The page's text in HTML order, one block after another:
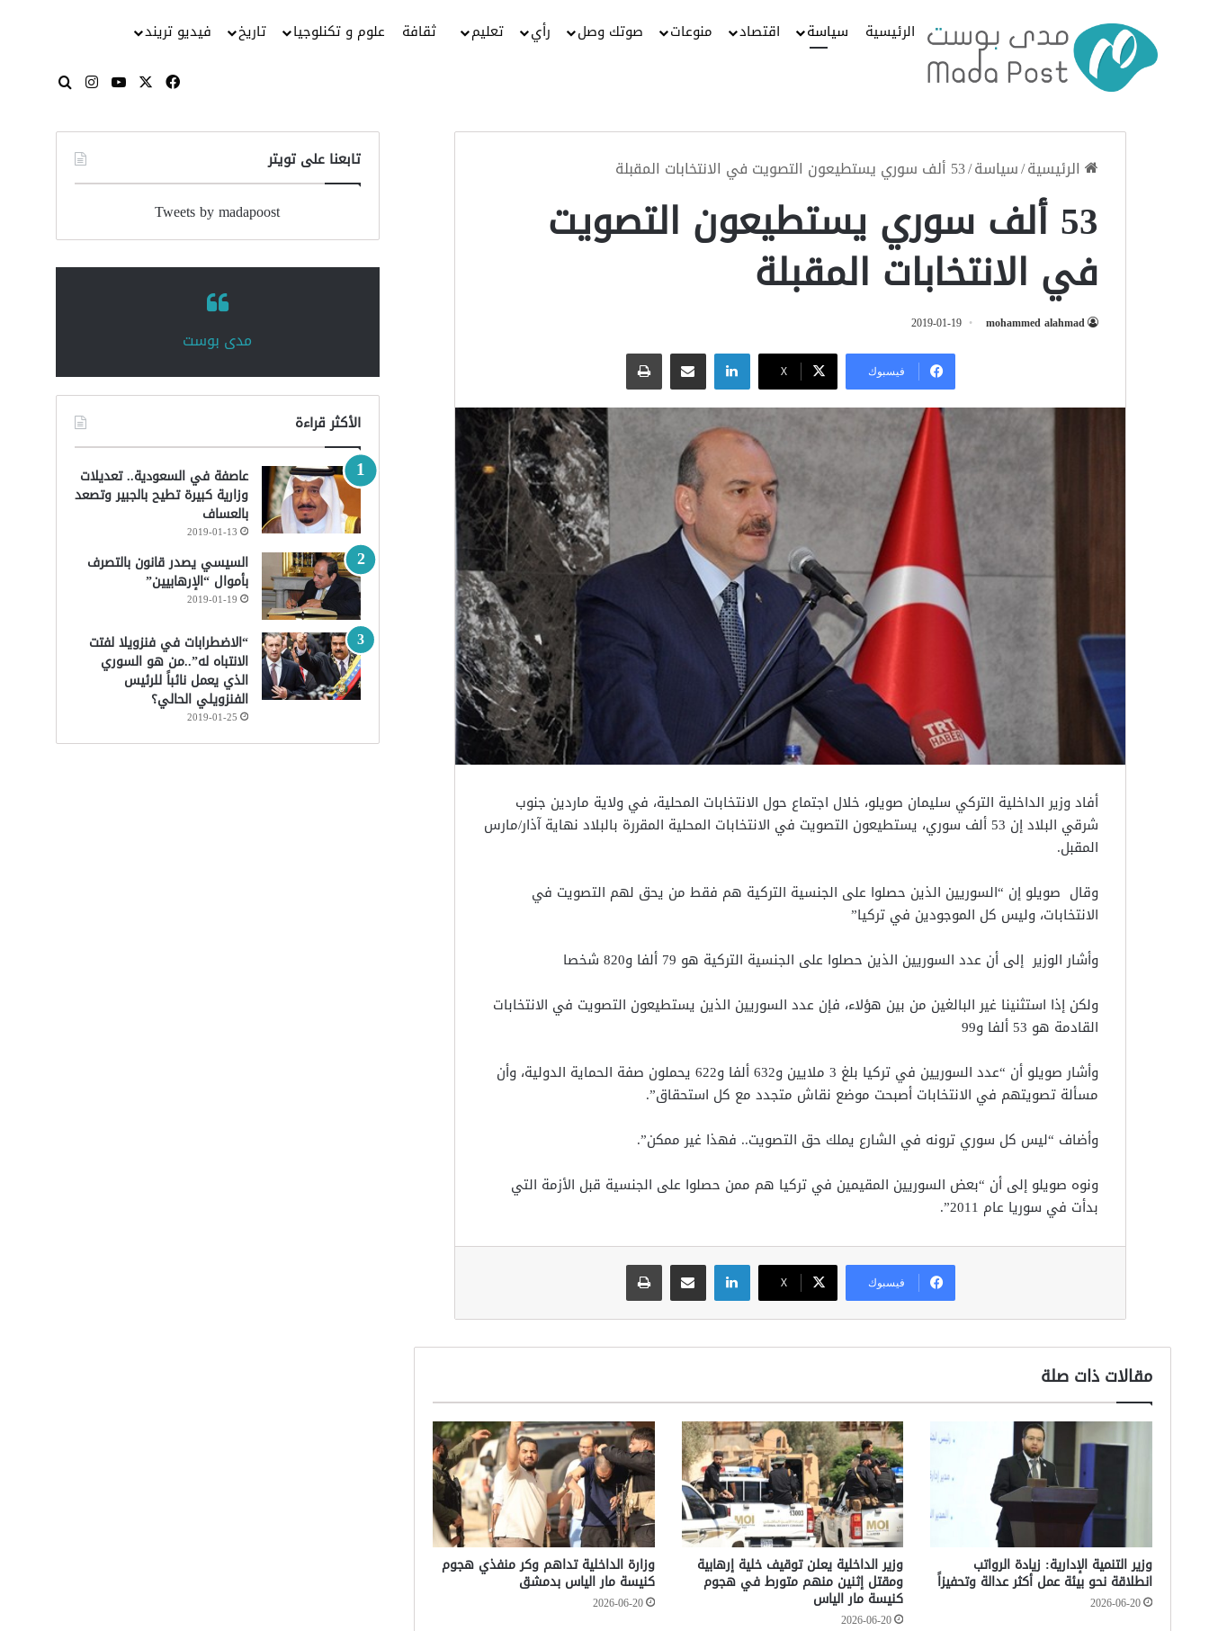
الرئيسية سياسة اقتصاد منوعات صوتك وصل رأي تعليم ثقافة علوم و تكنلوجيا تاريخ فيديو تريند
فيسبوك
‫X
‫YouTube
انستقرامبحث عن
الرئيسية/سياسة/53 ألف سوري يستطيعون التصويت في الانتخابات المقبلة
53 ألف سوري يستطيعون التصويت
في الانتخابات المقبلة
mohammed alahmad
2019-01-19
فيسبوك ‫X
لينكدإنمشاركة عبر البريد طباعة
أفاد وزير الداخلية التركي سليمان صويلو، خلال اجتماع حول الانتخابات المحلية، في ولاية ماردين جنوب
شرقي البلاد إن 53 ألف سوري، يستطيعون التصويت في الانتخابات المحلية المقررة بالبلاد نهاية آذار/مارس
المقبل.
وقال صويلو إن “السوريين الذين حصلوا على الجنسية التركية هم فقط من يحق لهم التصويت في
الانتخابات، وليس كل الموجودين في تركيا”
وأشار الوزير إلى أن عدد السوريين الذين حصلوا على الجنسية التركية هو 79 ألفا و820 شخصا
ولكن إذا استثنينا غير البالغين من بين هؤلاء، فإن عدد السوريين الذين يستطيعون التصويت في الانتخابات
القادمة هو 53 ألفا و99
وأشار صويلو أن “عدد السوريين في تركيا بلغ 3 ملايين و632 ألفا و622 يحملون صفة الحماية الدولية، وأن
مسألة تصويتهم في الانتخابات أصبحت موضع نقاش متجدد مع كل استحقاق”.
وأضاف “ليس كل سوري ترونه في الشارع يملك حق التصويت.. فهذا غير ممكن”.
ونوه صويلو إلى أن “بعض السوريين المقيمين في تركيا هم ممن حصلوا على الجنسية قبل الأزمة التي
بدأت في سوريا عام 2011”.
فيسبوك ‫X
لينكدإنمشاركة عبر البريد طباعة
مقالات ذات صلة
وزير التنمية الإدارية: زيادة الرواتب
انطلاقة نحو بيئة عمل أكثر عدالة وتحفيزاً
2026-06-20
وزير الداخلية يعلن توقيف خلية إرهابية
ومقتل إثنين منهم متورط في هجوم
كنيسة مار الياس
2026-06-20
وزارة الداخلية تداهم وكر منفذي هجوم
كنيسة مار الياس بدمشق
2026-06-20
تابعنا على تويتر
Tweets by madapoost
‏مدى بوست‏
الأكثر قراءة
عاصفة في السعودية.. تعديلات
وزارية كبيرة تطيح بالجبير وتصعد
بالعساف
2019-01-13
السيسي يصدر قانون بالتصرف
بأموال “الإرهابيين”
2019-01-19
“الاضطرابات في فنزويلا لفتت
الانتباه له”..من هو السوري
الذي يعمل نائباً للرئيس
الفنزويلي الحالي؟
2019-01-25